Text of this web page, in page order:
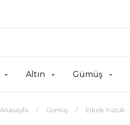
Altın Gümüş
Anasayfa Gümüş Erkek Yüzük